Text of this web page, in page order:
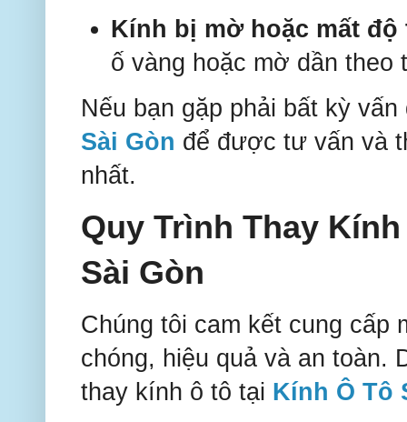
Kính bị mờ hoặc mất
ố vàng hoặc mờ dần theo
Nếu bạn gặp phải bất kỳ
Sài Gòn để được tư vấn và
nhất.
Quy Trình Thay
Sài Gòn
Chúng tôi cam kết cung cấp
chóng, hiệu quả và an toàn.
thay kính ô tô tại Kính Ô Tô